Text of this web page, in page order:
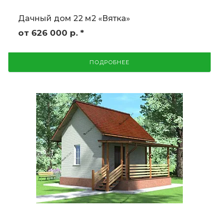
Дачный дом 22 м2 «Вятка»
от 626 000 р. *
ПОДРОБНЕЕ